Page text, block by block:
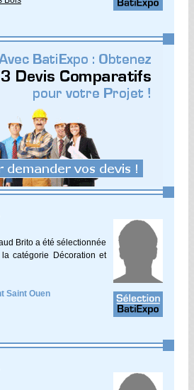
Brito a été sélectionnée
catégorie Décoration et
Saint Ouen